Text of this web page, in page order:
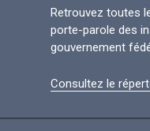
Retrouvez toutes
porte-parole des
gouvernement
Consultez le